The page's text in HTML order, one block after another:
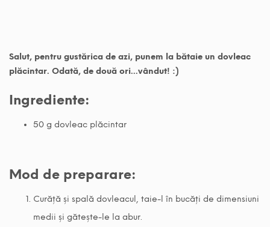
Salut, pentru gustărica de azi, punem la bătaie un dovleac
plăcintar. Odată, de două ori...vândut! :)
Ingrediente:
50 g dovleac plăcintar
Mod de preparare:
Curăță și spală dovleacul, taie-l în bucăți de dimensiuni
medii și gătește-le la abur.